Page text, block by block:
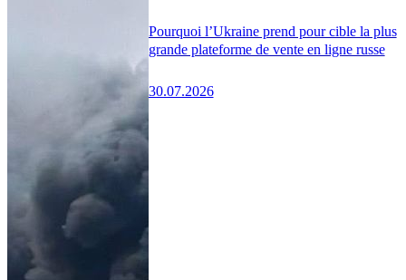
Pourquoi l’Ukraine prend pour cible la plus
grande plateforme de vente en ligne russe
30.07.2026